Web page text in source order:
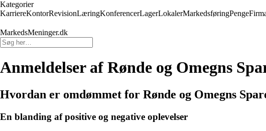
Kategorier
KarriereKontorRevisionLæringKonferencerLagerLokalerMarkedsføringPenge
MarkedsMeninger.dk
Anmeldelser af Rønde og Omegns
Hvordan er omdømmet for Rønde og Omegns
En blanding af positive og negative oplevelser